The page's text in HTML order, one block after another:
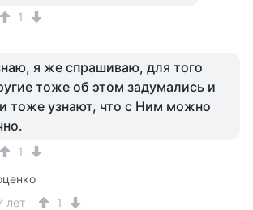
1
я же спрашиваю, для того
тоже об этом задумались и
тоже узнают, что с Ним можно
1
лет
1